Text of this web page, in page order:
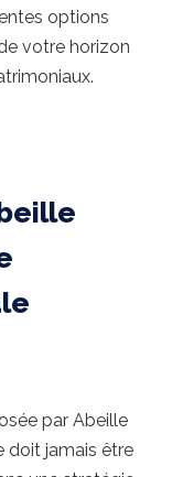
options
votre horizon
par Abeille
doit jamais être